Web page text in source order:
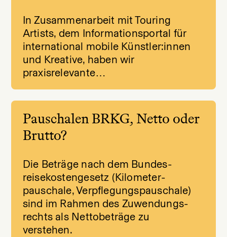
In Zusammenarbeit mit Touring
Artists, dem Informationsportal für
international mobile Künstler:innen
und Kreative, haben wir
praxisrelevante…
Pauschalen BRKG, Netto oder
Brutto?
Die Beträge nach dem Bundes­
reise­kosten­gesetz (Kilometer­
pauschale, Verpflegungs­pauschale)
sind im Rahmen des Zuwendungs­
rechts als Nettobeträge zu
verstehen.